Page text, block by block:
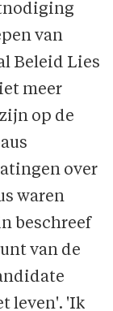
van
Beleid Lies
meer
op de
over
waren
beschreef
van de
leven'. 'Ik